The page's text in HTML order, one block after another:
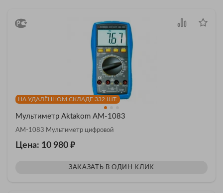
НА УДАЛЁННОМ СКЛАДЕ 332 ШТ.
Мультиметр Aktakom АМ-1083
АМ-1083 Мультиметр цифровой
Цена: 10 980 ₽
ЗАКАЗАТЬ В ОДИН КЛИК